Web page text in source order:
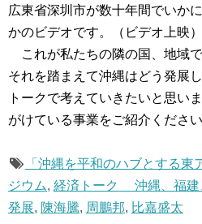
広東省深圳市が数十年間でいか
かのビデオです。（ビデオ上映）
これが私たちの隣の国、地域で
それを踏まえて沖縄はどう発展
トークで考えていきたいと思い
がけている事業をご紹介ください
「沖縄を平和のハブとする
ジウム, 経済トーク 沖縄、福建
発展, 陳海騰, 周鵬邦, 比嘉盛太